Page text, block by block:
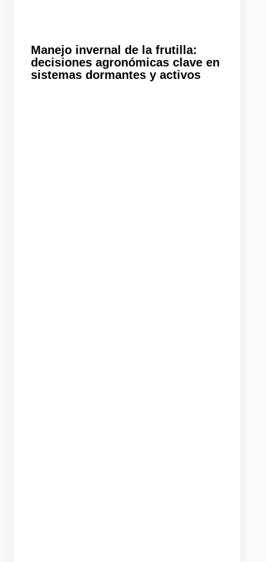
Manejo invernal de la frutilla:
decisiones agronómicas clave en
sistemas dormantes y activos